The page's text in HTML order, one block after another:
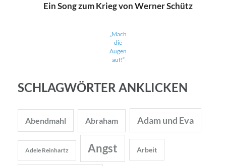
Ein Song zum Krieg von Werner Schütz
„Mach
die
Augen
auf!“
SCHLAGWÖRTER ANKLICKEN
Abendmahl Abraham Adam und Eva
Adele Reinhartz Angst Arbeit